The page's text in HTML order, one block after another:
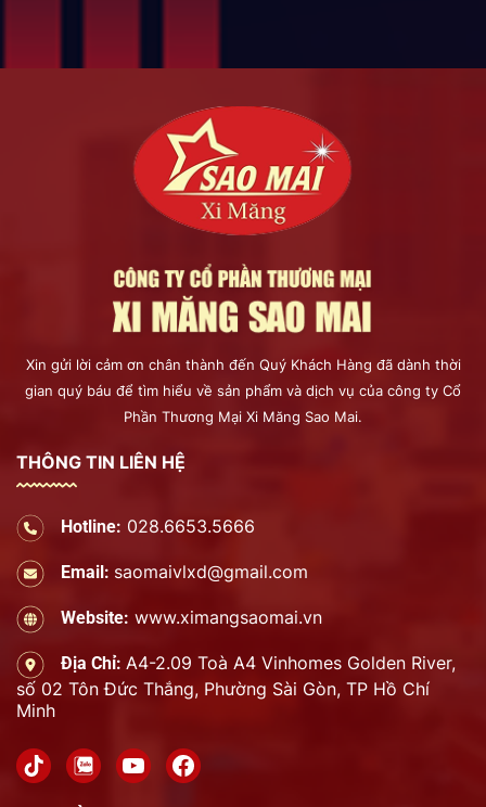
Xin gửi lời cảm ơn chân thành đến Quý Khách Hàng đã dành thời
gian quý báu để tìm hiểu về sản phẩm và dịch vụ của công ty Cổ
Phần Thương Mại Xi Măng Sao Mai.
THÔNG TIN LIÊN HỆ
Hotline: 028.6653.5666
Email: saomaivlxd@gmail.com
Website: www.ximangsaomai.vn
Địa Chỉ: A4-2.09 Toà A4 Vinhomes Golden River,
số 02 Tôn Đức Thắng, Phường Sài Gòn, TP Hồ Chí
Minh